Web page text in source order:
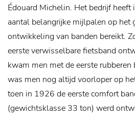
Édouard Michelin. Het bedrijf heeft
aantal belangrijke mijlpalen op het
ontwikkeling van banden bereikt.
eerste verwisselbare fietsband
kwam men met de eerste
was men nog altijd voorloper op
toen in 1926 de eerste comfort
(gewichtsklasse 33 ton) werd